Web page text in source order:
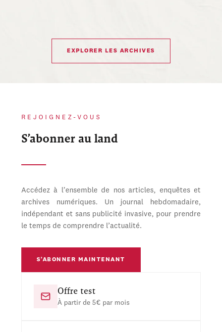
EXPLORER LES ARCHIVES
REJOIGNEZ-VOUS
S’abonner au land
Accédez à l’ensemble de nos articles, enquêtes et
archives numériques. Un journal hebdomadaire,
indépendant et sans publicité invasive, pour prendre
le temps de comprendre l’actualité.
S’ABONNER MAINTENANT
Offre test
À partir de 5€ par mois